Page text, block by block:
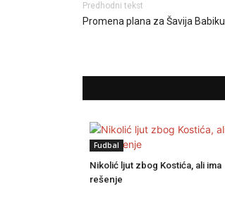
Predhodni tekst
Promena plana za Šavija Babiku
Fudbal
Nikolić ljut zbog Kostića, ali ima
rešenje